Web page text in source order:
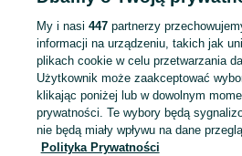
Strona główna Opolskie Lasowice Małe
KATEGORIA
My i nasi 447partnerzy
informacji na urządzeniu, takich jak
plikach cookie w celu przetwarzania
Użytkownik może zaakceptować
klikając poniżej lub w dowolnym
prywatności. Te wybory będą
nie będą miały wpływu na dane
Polityka Prywatności